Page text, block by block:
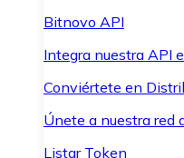
Bitnovo API
Integra nuestra API
Conviértete en
Únete a nuestra red
Listar Token